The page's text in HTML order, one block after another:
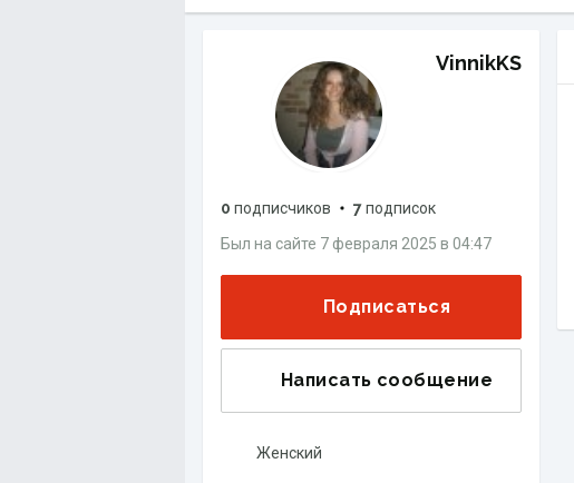
VinnikKS
0 подписчиков 7подписок
Был на сайте 7 февраля 2025 в 04:47
Подписаться
Написать сообщение
Женский